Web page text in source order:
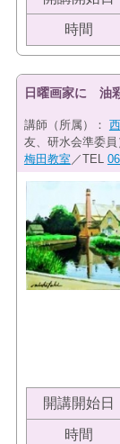
時間
日曜画家に 油
講師（所属）：
友、研水会準委員
梅田教室 ／TEL
開講開始日
時間